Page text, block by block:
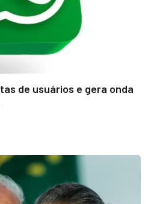
de usuários e gera onda